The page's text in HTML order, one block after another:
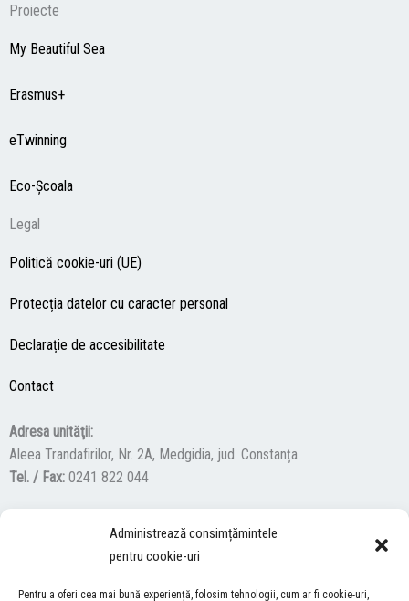
Administrează consimțămintele
pentru cookie-uri
Pentru a oferi cea mai bună experiență, folosim tehnologii, cum ar fi cookie-uri,
Proiecte
My Beautiful Sea
Erasmus+
eTwinning
Eco-Şcoala
Legal
Politică cookie-uri (UE)
Protecția datelor cu caracter personal
Declarație de accesibilitate
Contact
Adresa unităţii:
Aleea Trandafirilor, Nr. 2A, Medgidia, jud. Constanța
Tel. / Fax: 0241 822 044
F
a
c
Y
u
I
s